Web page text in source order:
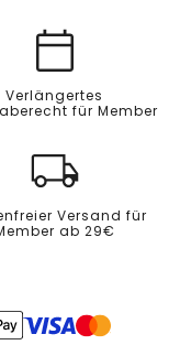
Verlängertes
für Member
Versand für
ab 29€